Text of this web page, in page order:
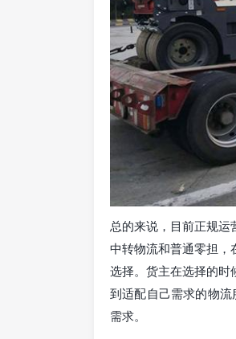
总的来说，目前正规
中转物流和普通零担，
选择。货主在选择的时
到适配自己需求的物
需求。